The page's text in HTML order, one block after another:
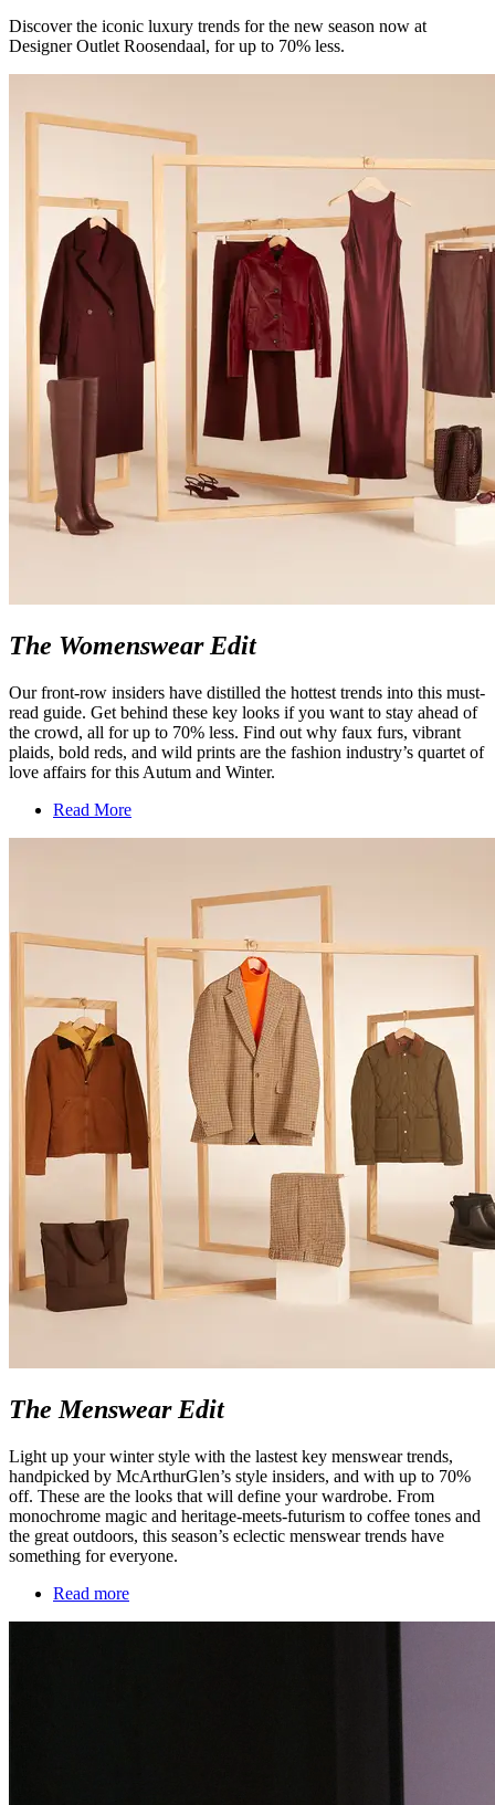
Discover the iconic luxury trends for the new season now at
Designer Outlet Roosendaal, for up to 70% less.
The Womenswear Edit
Our front-row insiders have distilled the hottest trends into this must-
read guide. Get behind these key looks if you want to stay ahead of
the crowd, all for up to 70% less. Find out why faux furs, vibrant
plaids, bold reds, and wild prints are the fashion industry’s quartet of
love affairs for this Autum and Winter.
Read More
The Menswear Edit
Light up your winter style with the lastest key menswear trends,
handpicked by McArthurGlen’s style insiders, and with up to 70%
off. These are the looks that will define your wardrobe. From
monochrome magic and heritage-meets-futurism to coffee tones and
the great outdoors, this season’s eclectic menswear trends have
something for everyone.
Read more